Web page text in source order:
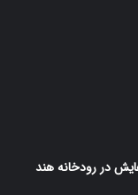
در رودخانه هند